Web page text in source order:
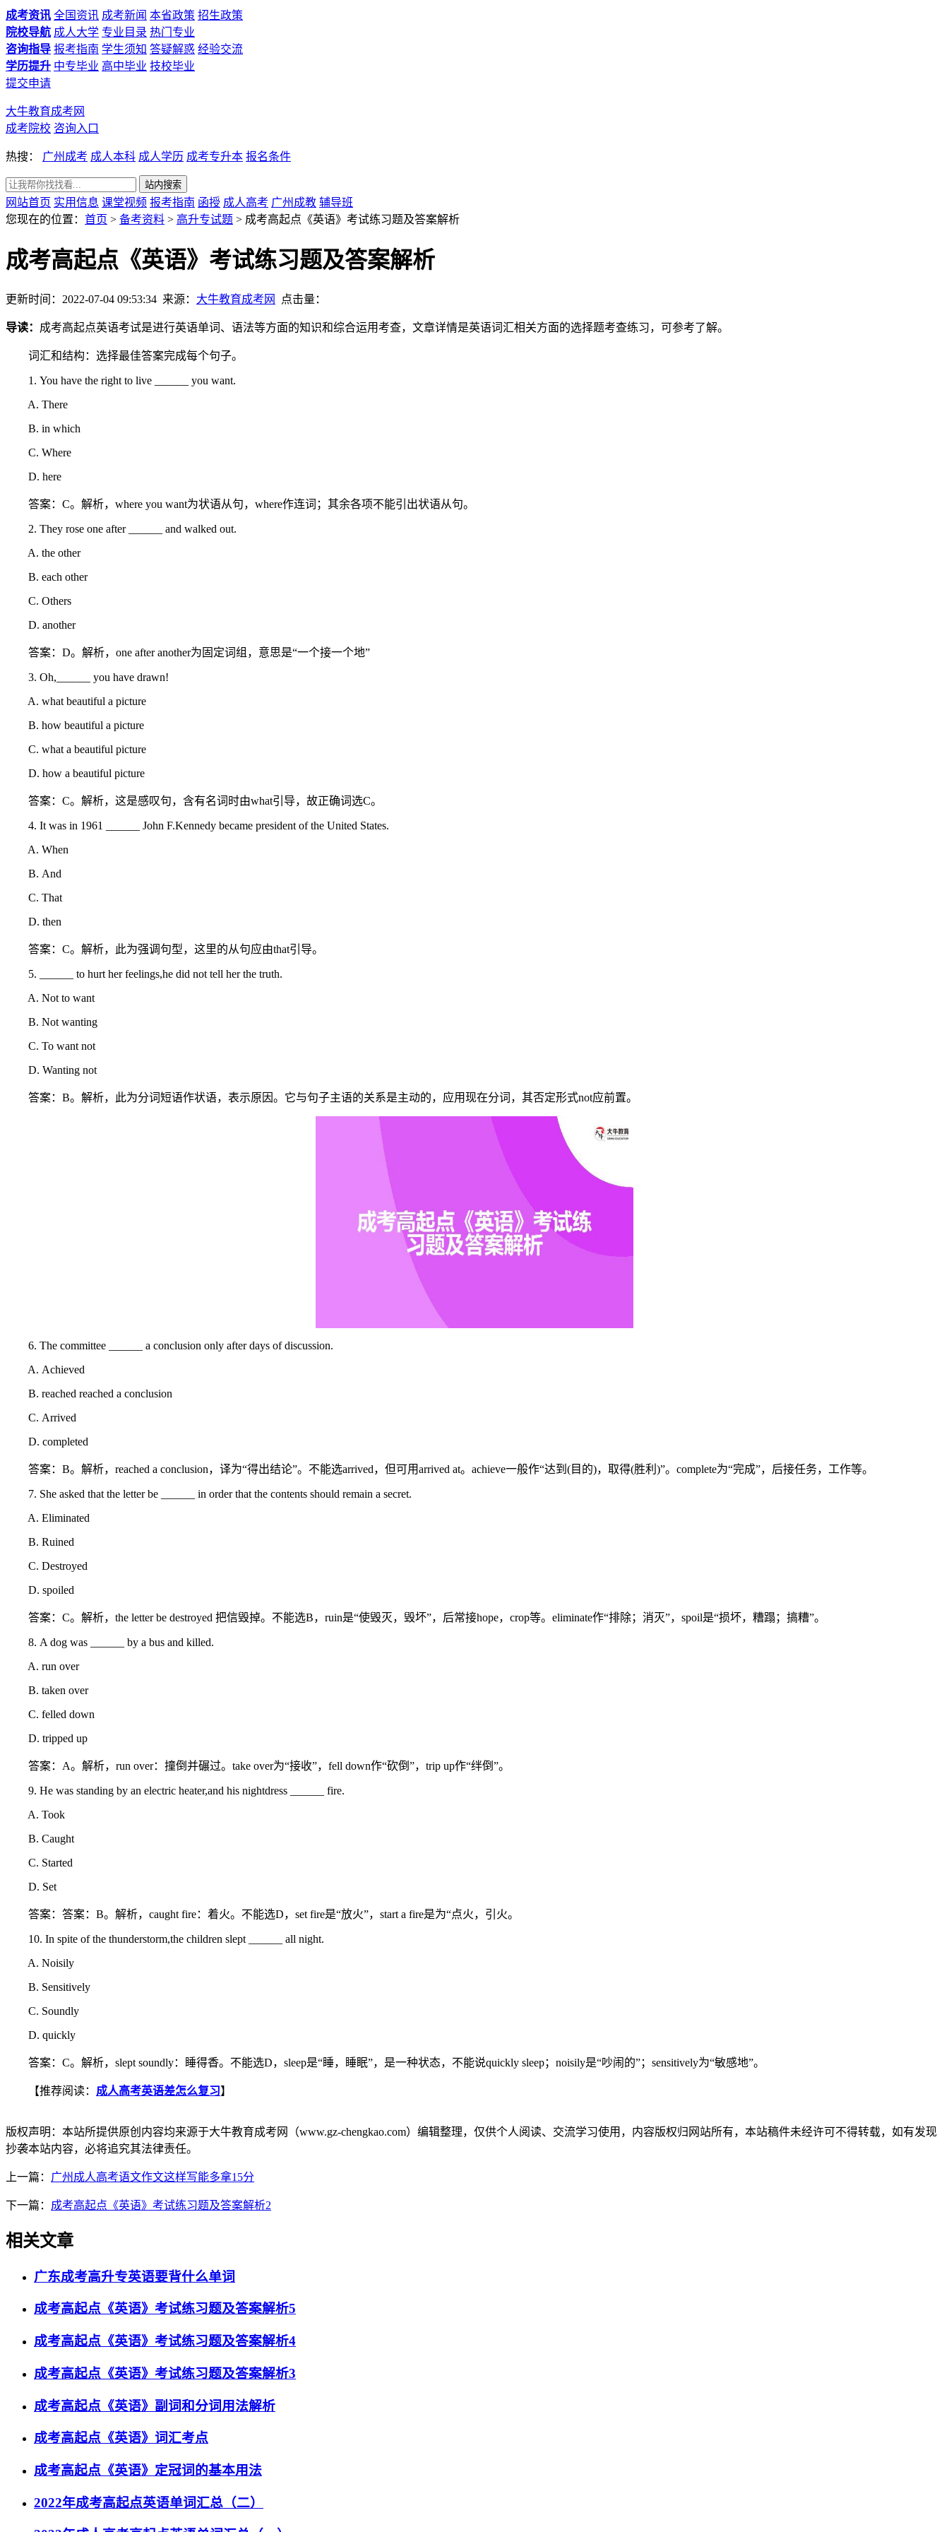
成考资讯 全国资讯 成考新闻 本省政策 招生政策
院校导航 成人大学 专业目录 热门专业
咨询指导 报考指南 学生须知 答疑解惑 经验交流
学历提升 中专毕业 高中毕业 技校毕业
提交申请
大牛教育成考网
成考院校 咨询入口
热搜： 广州成考 成人本科 成人学历 成考专升本 报名条件
网站首页 实用信息 课堂视频 报考指南 函授 成人高考 广州成教 辅导班
您现在的位置： 首页 > 备考资料 > 高升专试题 > 成考高起点《英语》考试练习题及答案解析
成考高起点《英语》考试练习题及答案解析
更新时间：2022-07-04 09:53:34 来源： 大牛教育成考网 点击量：
导读： 成考高起点英语考试是进行英语单词、语法等方面的知识和综合运用考查，文章详情是英语词汇相关方面的选择题考查练习，可参考了解。
词汇和结构：选择最佳答案完成每个句子。
1. You have the right to live ______ you want.
A. There
B. in which
C. Where
D. here
答案：C。解析，where you want为状语从句，where作连词；其余各项不能引出状语从句。
2. They rose one after ______ and walked out.
A. the other
B. each other
C. Others
D. another
答案：D。解析，one after another为固定词组，意思是“一个接一个地”
3. Oh,______ you have drawn!
A. what beautiful a picture
B. how beautiful a picture
C. what a beautiful picture
D. how a beautiful picture
答案：C。解析，这是感叹句，含有名词时由what引导，故正确词选C。
4. It was in 1961 ______ John F.Kennedy became president of the United States.
A. When
B. And
C. That
D. then
答案：C。解析，此为强调句型，这里的从句应由that引导。
5. ______ to hurt her feelings,he did not tell her the truth.
A. Not to want
B. Not wanting
C. To want not
D. Wanting not
答案：B。解析，此为分词短语作状语，表示原因。它与句子主语的关系是主动的，应用现在分词，其否定形式not应前置。
6. The committee ______ a conclusion only after days of discussion.
A. Achieved
B. reached reached a conclusion
C. Arrived
D. completed
答案：B。解析，reached a conclusion，译为“得出结论”。不能选arrived，但可用arrived at。achieve一般作“达到(目的)，取得(胜利)”。complete为“完成”，后接任务，工作等。
7. She asked that the letter be ______ in order that the contents should remain a secret.
A. Eliminated
B. Ruined
C. Destroyed
D. spoiled
答案：C。解析，the letter be destroyed 把信毁掉。不能选B，ruin是“使毁灭，毁坏”，后常接hope，crop等。eliminate作“排除；消灭”，spoil是“损坏，糟蹋；搞糟”。
8. A dog was ______ by a bus and killed.
A. run over
B. taken over
C. felled down
D. tripped up
答案：A。解析，run over：撞倒并碾过。take over为“接收”，fell down作“砍倒”，trip up作“绊倒”。
9. He was standing by an electric heater,and his nightdress ______ fire.
A. Took
B. Caught
C. Started
D. Set
答案：答案：B。解析，caught fire：着火。不能选D，set fire是“放火”，start a fire是为“点火，引火。
10. In spite of the thunderstorm,the children slept ______ all night.
A. Noisily
B. Sensitively
C. Soundly
D. quickly
答案：C。解析，slept soundly：睡得香。不能选D，sleep是“睡，睡眠”，是一种状态，不能说quickly sleep；noisily是“吵闹的”；sensitively为“敏感地”。
【推荐阅读： 成人高考英语差怎么复习】
版权声明： 本站所提供原创内容均来源于大牛教育成考网（www.gz-chengkao.com）编辑整理，仅供个人阅读、交流学习使用，内容版权归网站所有，本站稿件未经许可不得转载，如有发现
抄袭本站内容，必将追究其法律责任。
上一篇： 广州成人高考语文作文这样写能多拿15分
下一篇： 成考高起点《英语》考试练习题及答案解析2
相关文章
广东成考高升专英语要背什么单词
成考高起点《英语》考试练习题及答案解析5
成考高起点《英语》考试练习题及答案解析4
成考高起点《英语》考试练习题及答案解析3
成考高起点《英语》副词和分词用法解析
成考高起点《英语》词汇考点
成考高起点《英语》定冠词的基本用法
2022年成考高起点英语单词汇总（二）